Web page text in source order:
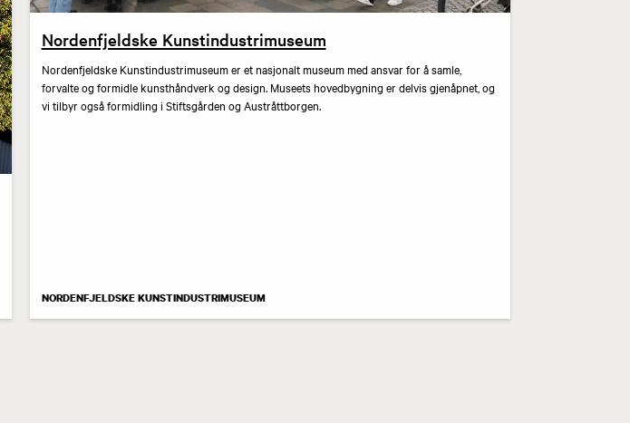
Nordenfjeldske Kunstindustrimuseum
Nordenfjeldske Kunstindustrimuseum er et nasjonalt museum med ansvar for å samle,
forvalte og formidle kunsthåndverk og design. Museets hovedbygning er delvis gjenåpnet, og
vi tilbyr også formidling i Stiftsgården og Austråttborgen.
NORDENFJELDSKE KUNSTINDUSTRIMUSEUM